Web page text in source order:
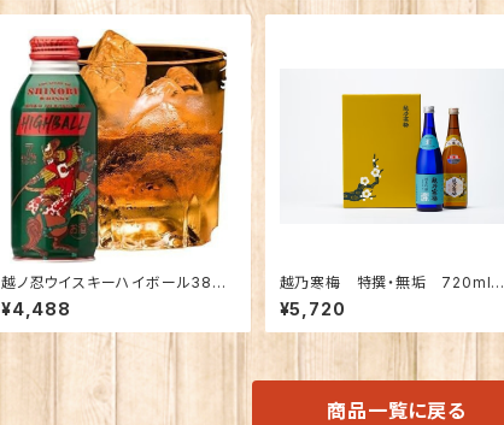
越ノ忍ウイスキーハイボール380
ml×12本/Alc.8％
¥4,488
越乃寒梅 特撰・無垢 720ml贈
答箱2本入
¥5,720
商品一覧に戻る